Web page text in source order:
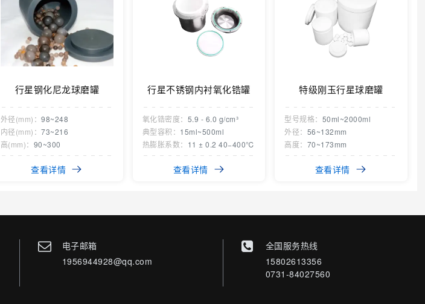
行星钢化尼龙球磨罐
外径(mm)：98~248
内径(mm)：73~216
高(mm)： 90~300
查看详情
行星不锈钢内衬氧化锆罐
氧化锆密度： 5.9 - 6.0 g/cm³
典型容积： 15ml~500ml
热膨胀系数： 11 ± 0.2 40−400℃
查看详情
特级刚玉行星球磨罐
型号规格： 50ml~2000ml
外径： 56~132mm
高度： 70~173mm
查看详情
电子邮箱
1956944928@qq.com
全国服务热线
15802613356
0731-84027560